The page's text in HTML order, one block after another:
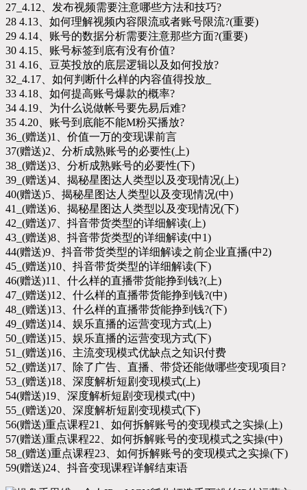
27_4.12、发布视频需要注意哪些方法和技巧?
28 4.13、如何理解视频内容限流或者账号限流?(重要)
29 4.14、账号的数据分析需要注意那些方面?(重要)
30 4.15、账号标签到底有没有价值?
31 4.16、豆英投放的底层逻辑以及如何投放?
32_4.17、如何判断什么样的内容值得投放_
33 4.18、如何提高账号爆款的概率?
34 4.19、为什么说做帐号要先易后难?
35 4.20、账号到底能不能M粉买播放?
36_(赠送)1、价值一万的变现课前言
37(赠送)2、分析成熟账号的必要性(上)
38_(赠送)3、分析成熟账号的必要性(下)
39_(赠送)4、揭秘星图达人类型以及变现情况(上)
40(赠送)5、揭秘星图达人类型以及变现情况(中)
41_(赠送)6、揭秘星图达人类型以及变现情况(下)
42_(赠送)7、抖音带货类型的详细解读(上)
43_(赠送)8、抖音带货类型的详细解读(中1)
44(赠送)9、抖音带货类型的详细解读之前企业直播(中2)
45_(赠送)10、抖音带货类型的详细解读(下)
46(赠送)11、什么样的直播带货能挣到钱?(上)
47_(赠送)12、什么样的直播带货能挣到钱?(中)
48_(赠送)13、什么样的直播带货能挣到钱?(下)
49_(赠送)14、娱乐直播的运营变现方式(上)
50_(赠送)15、娱乐直播的运营变现方式(下)
51_(赠送)16、主流变现模式优缺点之知识付费
52_(赠送)17、除了广告、直播、带贷还能做哪些变现项目?
53_(赠送)18、深度解析短剧变现模式(上)
54(赠送)19、深度解析短剧变现模式(中)
55_(赠送)20、深度解析短剧变现模式(下)
56(赠送)重点课程21、如何拆解账号的变现模式之实操(上)
57(赠送)重点课程22、如何拆解账号的变现模式之实操(中)
58_(赠送)重点课程23、如何拆解账号的变现模式之实操(下)
59(赠送)24、抖音变现课程详解结束语